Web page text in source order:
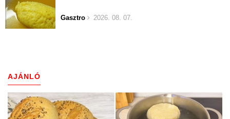
Gasztro 2026. 08. 07.
AJÁNLÓ